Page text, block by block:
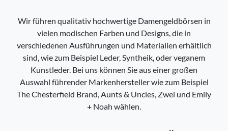
Wir führen qualitativ hochwertige Damengeldbörsen in
vielen modischen Farben und Designs, die in
verschiedenen Ausführungen und Materialien erhältlich
sind, wie zum Beispiel Leder, Syntheik, oder veganem
Kunstleder. Bei uns können Sie aus einer großen
Auswahl führender Markenhersteller wie zum Beispiel
The Chesterfield Brand, Aunts & Uncles, Zwei und Emily
+ Noah wählen.